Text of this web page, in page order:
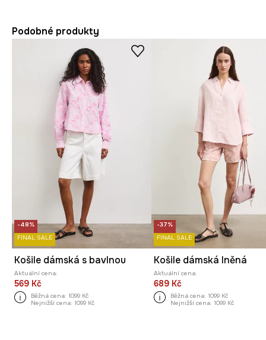
Podobné produkty
-48%
FINAL SALE
Košile dámská s bavlnou
Aktuální cena:
569 Kč
Běžná cena: 1099 Kč
Nejnižší cena: 1099 Kč
-37%
FINAL SALE
Košile dámská lněná
Aktuální cena:
689 Kč
Běžná cena: 1099 Kč
Nejnižší cena: 1099 Kč